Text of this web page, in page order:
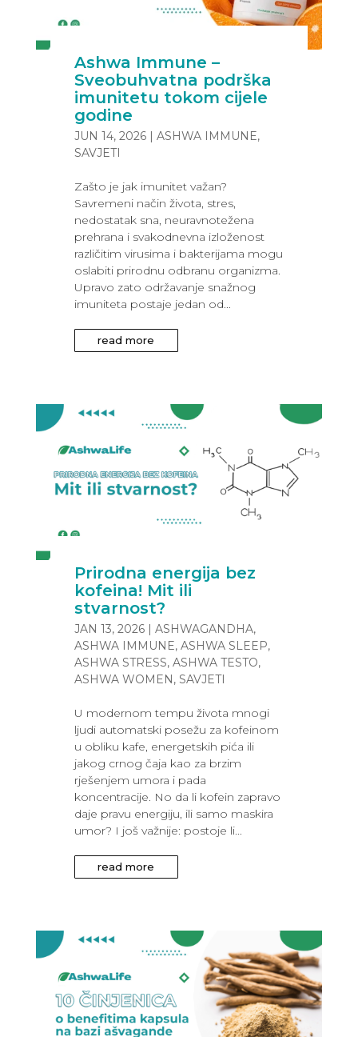
Ashwa Immune –
Sveobuhvatna podrška
imunitetu tokom cijele
godine
JUN 14, 2026| ASHWA IMMUNE,
SAVJETI
Zašto je jak imunitet važan?
Savremeni način života, stres,
nedostatak sna, neuravnotežena
prehrana i svakodnevna izloženost
različitim virusima i bakterijama mogu
oslabiti prirodnu odbranu organizma.
Upravo zato održavanje snažnog
imuniteta postaje jedan od...
read more
Prirodna energija bez
kofeina! Mit ili
stvarnost?
JAN 13, 2026| ASHWAGANDHA,
ASHWA IMMUNE, ASHWA SLEEP,
ASHWA STRESS, ASHWA TESTO,
ASHWA WOMEN, SAVJETI
U modernom tempu života mnogi
ljudi automatski posežu za kofeinom
u obliku kafe, energetskih pića ili
jakog crnog čaja kao za brzim
rješenjem umora i pada
koncentracije. No da li kofein zapravo
daje pravu energiju, ili samo maskira
umor? I još važnije: postoje li...
read more